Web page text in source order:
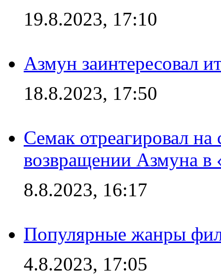
19.8.2023, 17:10
Азмун заинтересовал
18.8.2023, 17:50
Семак отреагировал
возвращении Азмуна в
8.8.2023, 16:17
Популярные жанры
4.8.2023, 17:05